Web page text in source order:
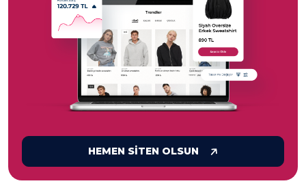
HEMEN SİTEN OLSUN